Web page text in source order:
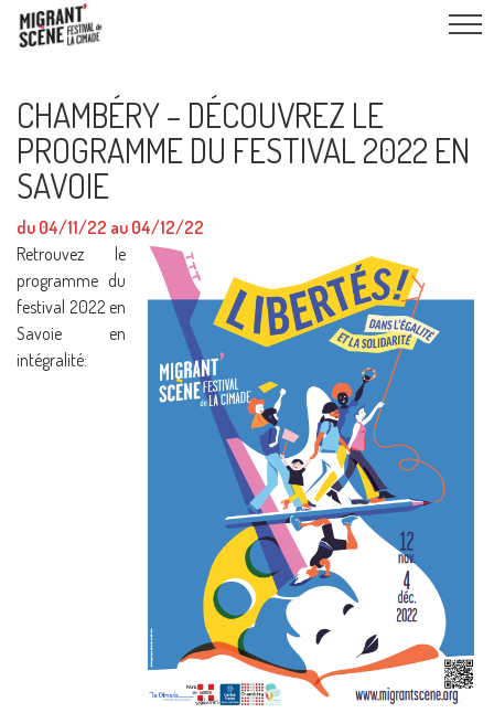
CHAMBÉRY – DÉCOUVREZ LE
PROGRAMME DU FESTIVAL 2022 EN
SAVOIE
du 04/11/22 au 04/12/22
Retrouvez le
programme du
festival 2022 en
Savoie en
intégralité: